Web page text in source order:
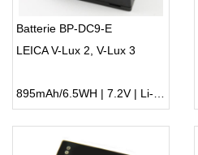
Batterie BP-DC9-E
LEICA V-Lux 2, V-Lux 3
895mAh/6.5WH | 7.2V | Li-ion ...